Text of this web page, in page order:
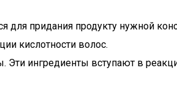
для придания продукту нужной
кислотности волос.
ингредиенты вступают в